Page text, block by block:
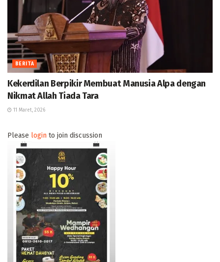
BERITA
Kekerdilan Berpikir Membuat Manusia Alpa dengan
Nikmat Allah Tiada Tara
11 Maret, 2026
Please login to join discussion